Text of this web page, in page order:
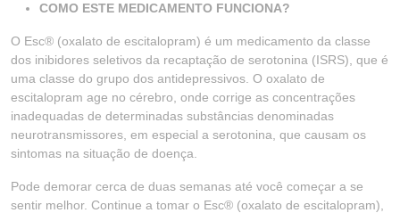
COMO ESTE MEDICAMENTO FUNCIONA?
O Esc® (oxalato de escitalopram) é um medicamento da classe
dos inibidores seletivos da recaptação de serotonina (ISRS), que é
uma classe do grupo dos antidepressivos. O oxalato de
escitalopram age no cérebro, onde corrige as concentrações
inadequadas de determinadas substâncias denominadas
neurotransmissores, em especial a serotonina, que causam os
sintomas na situação de doença.
Pode demorar cerca de duas semanas até você começar a se
sentir melhor. Continue a tomar o Esc® (oxalato de escitalopram),